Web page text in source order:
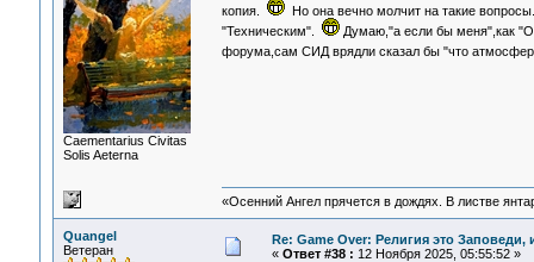
Сaementarius Civitas
Solis Aeterna
копия.
Но она вечно молчит на такие
"Техническим".
Думаю,"а если бы меня",как
форума,сам СИД врядли сказал бы "что
«Осенний Ангел прячется в дождях. В листве
Quangel
Ветеран
Re: Game Over: Религия это Заповеди,
« Ответ #38 : 12 Ноября 2025, 05:55:52 »